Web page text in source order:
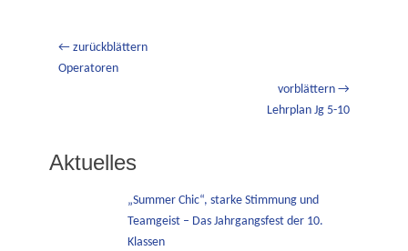
Beitragsnavigation
← zurückblättern
Vorheriger
Operatoren
vorblättern →
Lehrplan Jg 5-10
Aktuelles
„Summer Chic“, starke Stimmung und
Teamgeist – Das Jahrgangsfest der 10.
Klassen